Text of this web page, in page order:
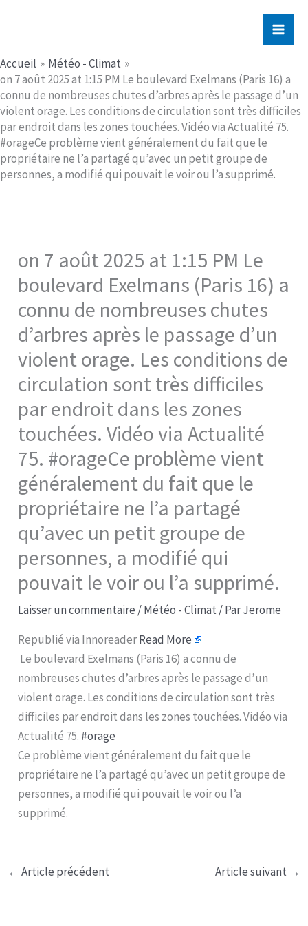
Accueil
Météo - Climat
on 7 août 2025 at 1:15 PM Le boulevard Exelmans (Paris 16) a
connu de nombreuses chutes d’arbres après le passage d’un
violent orage. Les conditions de circulation sont très difficiles
par endroit dans les zones touchées. Vidéo via Actualité 75.
#orageCe problème vient généralement du fait que le
propriétaire ne l’a partagé qu’avec un petit groupe de
personnes, a modifié qui pouvait le voir ou l’a supprimé.
on 7 août 2025 at 1:15 PM Le
boulevard Exelmans (Paris 16) a
connu de nombreuses chutes
d’arbres après le passage d’un
violent orage. Les conditions de
circulation sont très difficiles
par endroit dans les zones
touchées. Vidéo via Actualité
75. #orageCe problème vient
généralement du fait que le
propriétaire ne l’a partagé
qu’avec un petit groupe de
personnes, a modifié qui
pouvait le voir ou l’a supprimé.
Laisser un commentaire /Météo - Climat/ ParJerome
Republié via InnoreaderRead More
Le boulevard Exelmans (Paris 16) a connu de
nombreuses chutes d’arbres après le passage d’un
violent orage. Les conditions de circulation sont très
difficiles par endroit dans les zones touchées. Vidéo via
Actualité 75. #orage
Ce problème vient généralement du fait que le
propriétaire ne l’a partagé qu’avec un petit groupe de
personnes, a modifié qui pouvait le voir ou l’a
supprimé.
← Article précédent Article suivant →